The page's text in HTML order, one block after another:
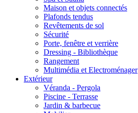
Maison et objets connectés
Plafonds tendus
Revêtements de sol
Sécurité
Porte, fenêtre et verrière
Dressing - Bibliothèque
Rangement
Multimédia et Electroménager
Extérieur
Véranda - Pergola
Piscine - Terrasse
Jardin & barbecue